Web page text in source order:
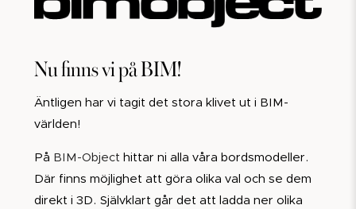
Nu finns vi på BIM!
Äntligen har vi tagit det stora klivet ut i BIM-
världen!
På BIM-Object hittar ni alla våra bordsmodeller.
Där finns möjlighet att göra olika val och se dem
direkt i 3D. Självklart går det att ladda ner olika